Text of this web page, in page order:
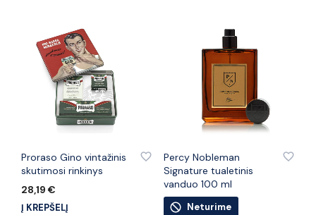
Proraso Gino vintažinis
skutimosi rinkinys
28,19 €
Į KREPŠELĮ
Percy Nobleman
Signature tualetinis
vanduo 100 ml
Neturime